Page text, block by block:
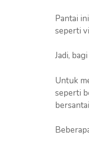
Pantai
seperti
Jadi,
Untuk
seperti